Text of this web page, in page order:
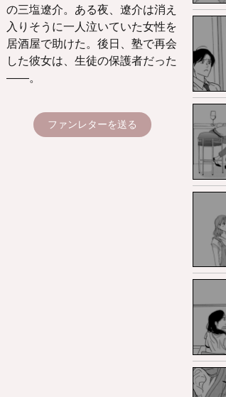
の三塩遼介。ある夜、遼介は消え
入りそうに一人泣いていた女性を
居酒屋で助けた。後日、塾で再会
した彼女は、生徒の保護者だった
――。
ファンレターを送る